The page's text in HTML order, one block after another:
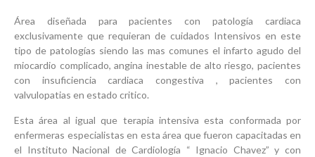
Área diseñada para pacientes con patología cardiaca
exclusivamente que requieran de cuidados Intensivos en este
tipo de patologías siendo las mas comunes el infarto agudo del
miocardio complicado, angina inestable de alto riesgo, pacientes
con insuficiencia cardiaca congestiva , pacientes con
valvulopatias en estado critico.
Esta área al igual que terapia intensiva esta conformada por
enfermeras especialistas en esta área que fueron capacitadas en
el Instituto Nacional de Cardiología “ Ignacio Chavez” y con